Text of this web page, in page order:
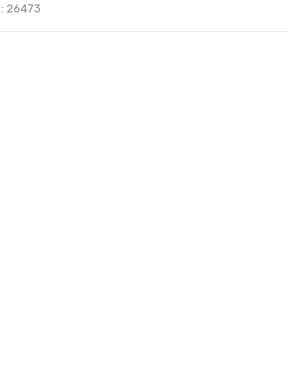
26473